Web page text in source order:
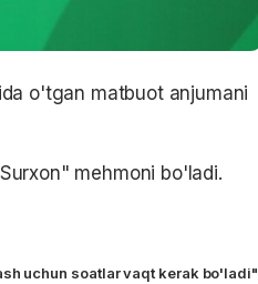
o'tgan matbuot anjumani
mehmoni bo'ladi.
uchun soatlar vaqt kerak bo'ladi"